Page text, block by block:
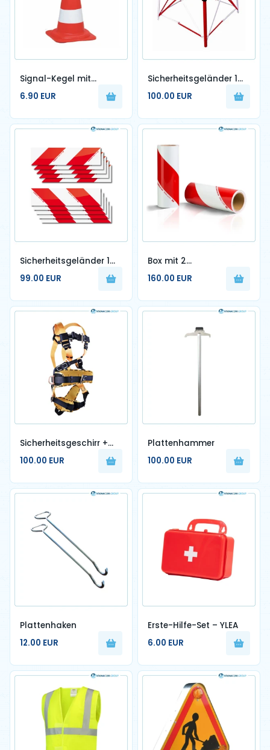
Signal-Kegel mit
reflektierenden Streifen,
50cm
6.90 EUR
Sicherheitsgeländer 1m
x 1m
100.00 EUR
Sicherheitsgeländer 1m
x 1m
99.00 EUR
Box mit 2
Markierungsrollen, 140
mm x 9 m
160.00 EUR
Sicherheitsgeschirr +
Auffanggurte mit
Energiespeicher
100.00 EUR
Plattenhammer
100.00 EUR
Plattenhaken
12.00 EUR
Erste-Hilfe-Set – YLEA
6.00 EUR